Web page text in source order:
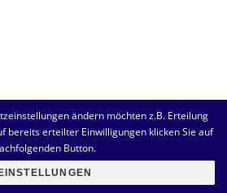
ändern möchten z.B. Erteilung
bereits erteilter Einwilligungen klicken Sie auf
Button.
EINSTELLUNGEN